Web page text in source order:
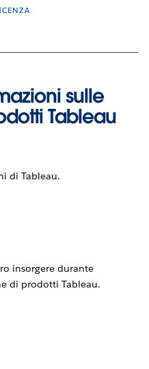
sulle
Tableau
di Tableau.
insorgere durante
di prodotti Tableau.